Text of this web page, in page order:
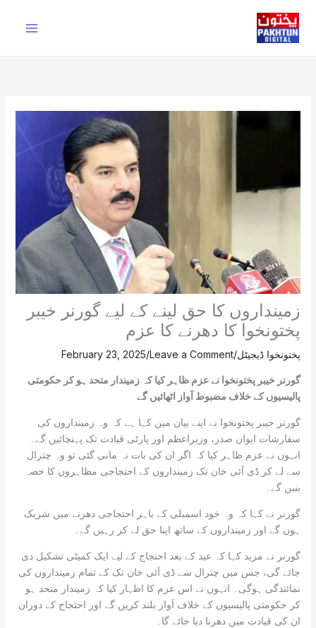
content
زمینداروں کا حق لینے کے لیے گورنر خیبر
پختونخوا کا دھرنے کا عزم
پختونخوا ڈیجیٹل/
Leave a Comment
/
February 23, 2025
گورنر خیبر پختونخوا نے عزم ظاہر کیا کہ زمیندار متحد ہو کر حکومتی
پالیسیوں کے خلاف مضبوط آواز اٹھائیں گے
گورنر خیبر پختونخوا نے اپنے بیان میں کہا ہے کہ وہ زمینداروں کی
سفارشات ایوان صدر، وزیراعظم اور پارٹی قیادت تک پہنچائیں گے۔
انہوں نے عزم ظاہر کیا کہ اگر ان کی بات نہ مانی گئی تو وہ چترال
سے لے کر ڈی آئی خان تک زمینداروں کے احتجاجی مظاہروں کا حصہ
بنیں گے۔
گورنر نے کہا کہ وہ خود اسمبلی کے باہر احتجاجی دھرنے میں شریک
ہوں گے اور زمینداروں کے ساتھ اپنا حق لے کر رہیں گے۔
گورنر نے مزید کہا کہ عید کے بعد احتجاج کے لیے ایک کمیٹی تشکیل دی
جائے گی، جس میں چترال سے ڈی آئی خان تک کے تمام زمینداروں کی
نمائندگی ہوگی۔ انہوں نے اس عزم کا اظہار کیا کہ زمیندار متحد ہو
کر حکومتی پالیسیوں کے خلاف آواز بلند کریں گے اور احتجاج کے دوران
ان کی قیادت میں دھرنا دیا جائے گا۔